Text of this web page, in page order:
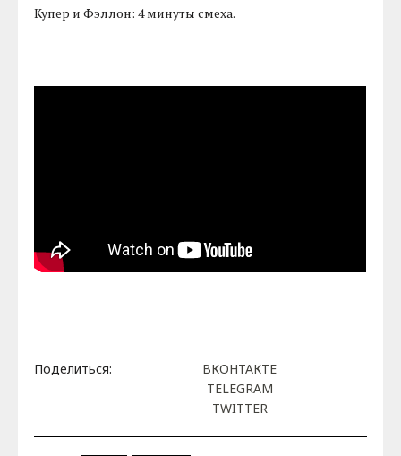
Купер и Фэллон: 4 минуты смеха.
Поделиться:
ВКОНТАКТЕ
TELEGRAM
TWITTER